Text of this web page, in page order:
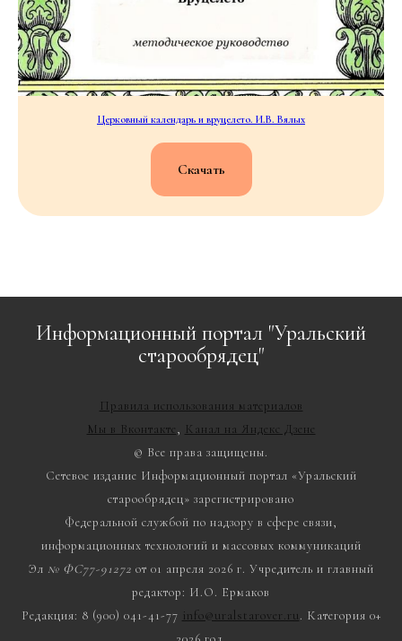
Церковный календарь и вруцелето. И.В. Вялых
Скачать
Информационный портал "Уральский
старообрядец"
Правила использования материалов
Мы в Вконтакте, Канал на Яндекс Дзене
© Все права защищены.
Сетевое издание Информационный портал «Уральский
старообрядец» зарегистрировано
Федеральной службой по надзору в сфере связи,
информационных технологий и массовых коммуникаций
Эл № ФС77-91272 от 01 апреля 2026 г. Учредитель и главный
редактор: И.О. Ермаков
Редакция: 8 (900) 041-41-77 info@uralstarover.ru. Категория 0+